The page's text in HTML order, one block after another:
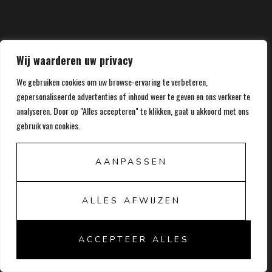
Wij waarderen uw privacy
We gebruiken cookies om uw browse-ervaring te verbeteren,
gepersonaliseerde advertenties of inhoud weer te geven en ons verkeer te
analyseren. Door op "Alles accepteren" te klikken, gaat u akkoord met ons
gebruik van cookies.
AANPASSEN
ALLES AFWIJZEN
ACCEPTEER ALLES